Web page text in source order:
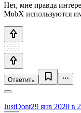
Нет, мне правда
MobX используются
Ответить
JustDont29 янв 2020 в